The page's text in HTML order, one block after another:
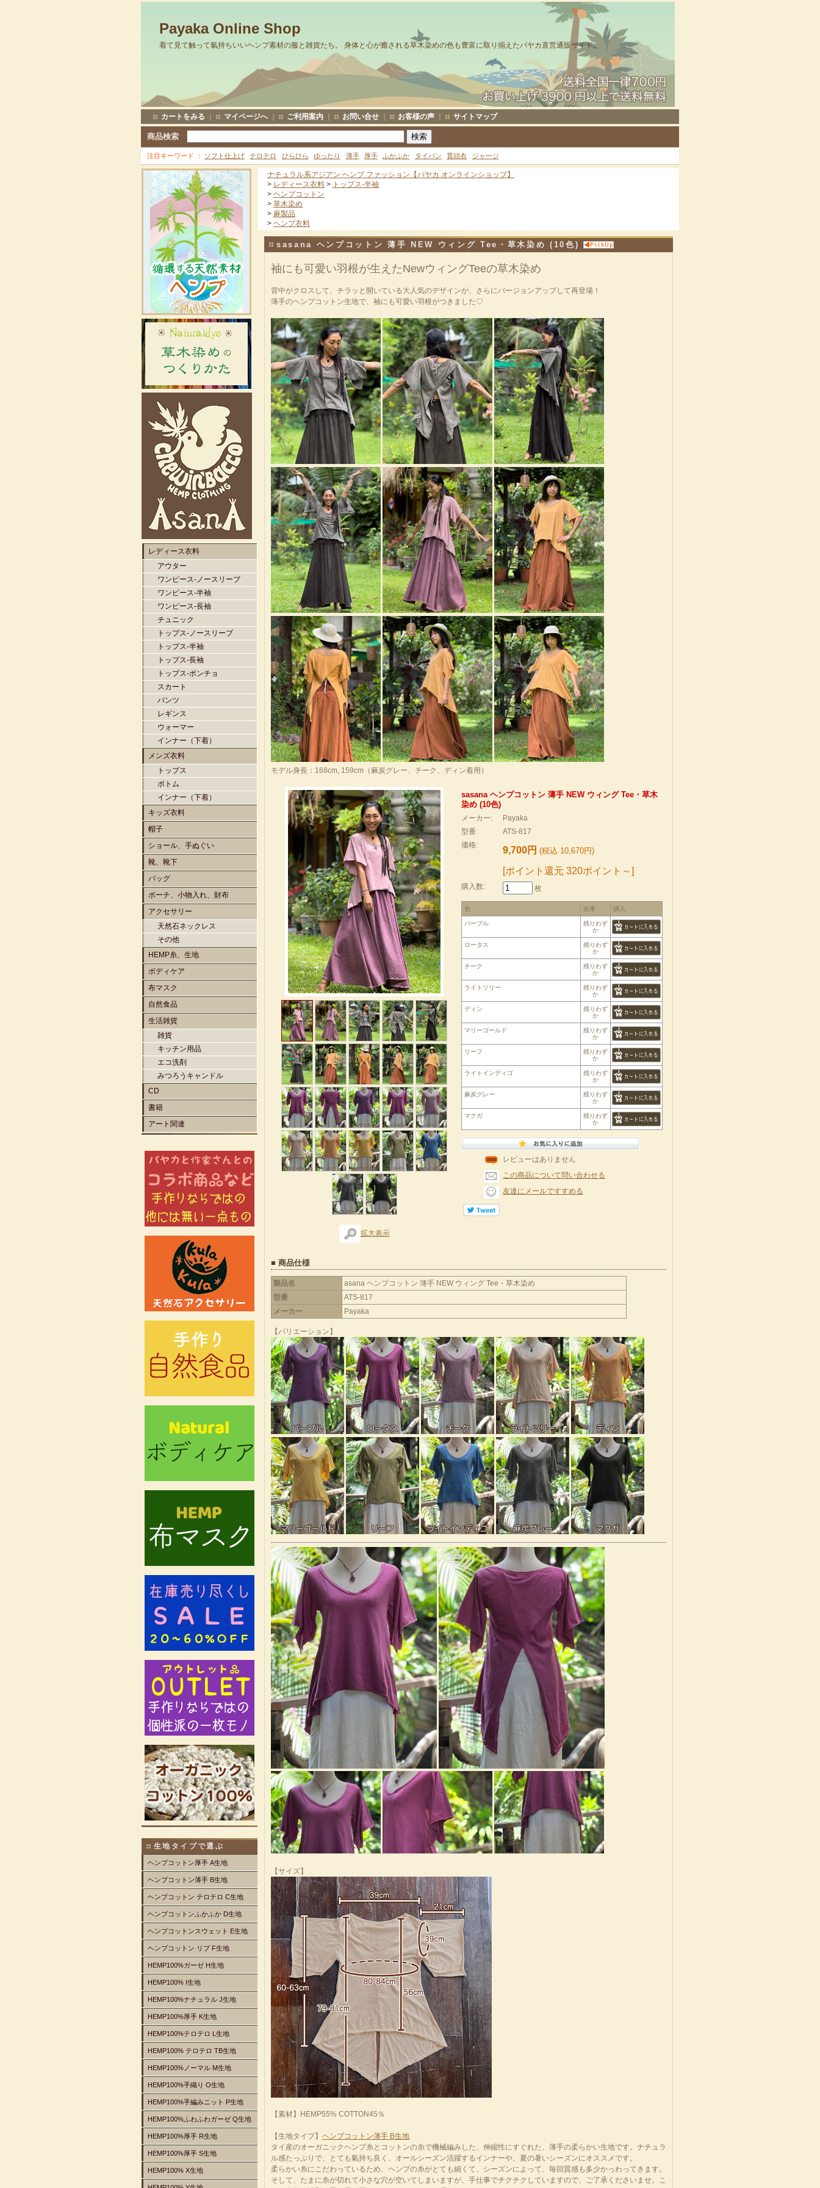
Payaka Online Shop
着て見て触って氣持ちいいヘンプ素材の服と雑貨たち。 身体と心が癒される草木染めの色も豊富に取り揃えたパヤカ直営通販サイト。
カートをみる マイページへ｜ ご利用案内 お問い合せ お客様の声 サイトマップ
商品検索
注目キーワード ソフト仕上げ テロテロ ひらひら ゆったり 薄手 厚手 ふかふか タイパン 貫頭衣 ジャージ
レディース衣料
アウター
ワンピース-ノースリーブ
ワンピース-半袖
ワンピース-長袖
チュニック
トップス-ノースリーブ
トップス-半袖
トップス-長袖
トップス-ポンチョ
スカート
パンツ
レギンス
ウォーマー
インナー（下着）
メンズ衣料
トップス
ボトム
インナー（下着）
キッズ衣料
帽子
ショール、手ぬぐい
靴、靴下
バッグ
ポーチ、小物入れ、財布
アクセサリー
天然石ネックレス
その他
HEMP糸、生地
ボディケア
布マスク
自然食品
生活雑貨
雑貨
キッチン用品
エコ洗剤
みつろうキャンドル
CD
書籍
アート関連
生地タイプで選ぶ
ヘンプコットン厚手 A生地
ヘンプコットン薄手 B生地
ヘンプコットン テロテロ C生地
ヘンプコットンふかふか D生地
ヘンプコットンスウェット E生地
ヘンプコットン リブ F生地
HEMP100%ガーゼ H生地
HEMP100% I生地
HEMP100%ナチュラル J生地
HEMP100%厚手 K生地
HEMP100%テロテロ L生地
HEMP100% テロテロ TB生地
HEMP100%ノーマル M生地
HEMP100%手織り O生地
HEMP100%手編みニット P生地
HEMP100%ふわふわガーゼ Q生地
HEMP100%厚手 R生地
HEMP100%厚手 S生地
HEMP100% X生地
ナチュラル系アジアン ヘンプ ファッション【パヤカ オンラインショップ】
> レディース衣料 > トップス-半袖
> ヘンプコットン
> 草木染め
> 麻製品
> ヘンプ衣料
sasana ヘンプコットン 薄手 NEW ウィング Tee・草木染め (10色)
袖にも可愛い羽根が生えたNewウィングTeeの草木染め
背中がクロスして、チラッと開いている大人気のデザインが、さらにバージョンアップして再登場！
薄手のヘンプコットン生地で、袖にも可愛い羽根がつきました♡
モデル身長：168cm, 159cm（麻炭グレー、チーク、ディン着用）
拡大表示
sasana ヘンプコットン 薄手 NEW ウィング Tee・草木
染め (10色)
メーカー:
Payaka
型番:
ATS-817
価格:
9,700円 (税込 10,670円)
[ポイント還元 320ポイント～]
購入数: 枚
色 在庫 購入
パープル
残りわず
か
ロータス
残りわず
か
チーク
残りわず
か
ライトツリー
残りわず
か
ディン
残りわず
か
マリーゴールド
残りわず
か
リーフ
残りわず
か
ライトインディゴ
残りわず
か
麻炭グレー
残りわず
か
マクガ
残りわず
か
レビューはありません
この商品について問い合わせる
友達にメールですすめる
■ 商品仕様
製品名
asana ヘンプコットン 薄手 NEW ウィング Tee・草木染め
型番
ATS-817
メーカー
Payaka
【バリエーション】
【サイズ】
【素材】HEMP55% COTTON45％
【生地タイプ】 ヘンプコットン薄手 B生地
タイ産のオーガニックヘンプ糸とコットンの糸で機械編みした、伸縮性にすぐれた、薄手の柔らかい生地です。ナチュラ
ル感たっぷりで、とても氣持ち良く、オールシーズン活躍するインナーや、夏の暑いシーズンにオススメです。
柔らかい糸にこだわっているため、ヘンプの糸がとても細くて、シーズンによって、毎回質感も多少かっわってきます。
そして、たまに糸が切れて小さな穴が空いてしまいますが、手仕事でチクチクしていますので、ご了承くださいませ。こ